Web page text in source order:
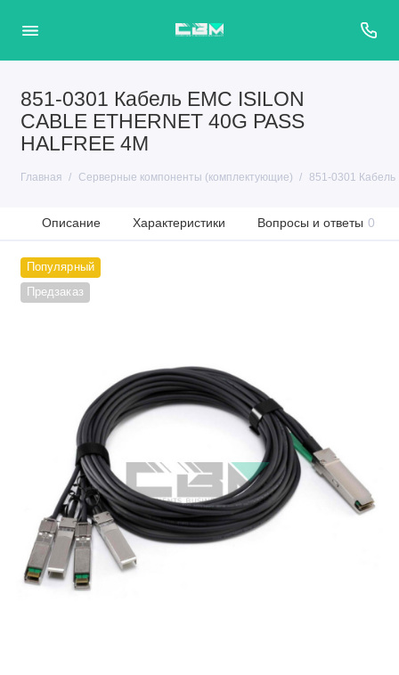
851-0301 Кабель EMC ISILON
CABLE ETHERNET 40G PASS
HALFREE 4M
Главная Серверные компоненты (комплектующие) 851-0301 Кабель
Описание Характеристики Вопросы и ответы 0
Популярный
Предзаказ